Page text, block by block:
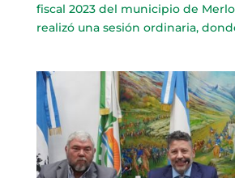
fiscal 2023 del municipio de
realizó una sesión ordinaria,